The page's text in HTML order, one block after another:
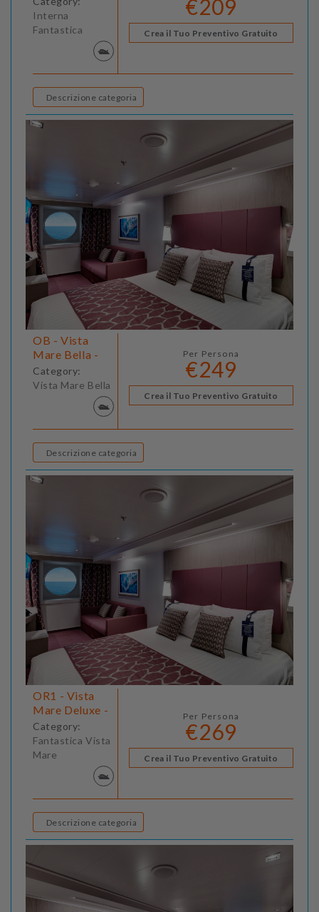
Interna
Fantastica
€209
Crea il Tuo Preventivo Gratuito
Descrizione categoria
OB - Vista
Mare Bella -
Category:
Vista Mare Bella
Per Persona
€249
Crea il Tuo Preventivo Gratuito
Descrizione categoria
OR1 - Vista
Mare Deluxe -
Category:
Fantastica Vista
Mare
Per Persona
€269
Crea il Tuo Preventivo Gratuito
Descrizione categoria